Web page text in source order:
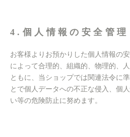
4.個人情報の安全管理
お客様よりお預かりした個人情報の
によって合理的、組織的、物理的、
ともに、当ショップでは関連法令に
とで個人データへの不正な侵入、個
い等の危険防止に努めます。